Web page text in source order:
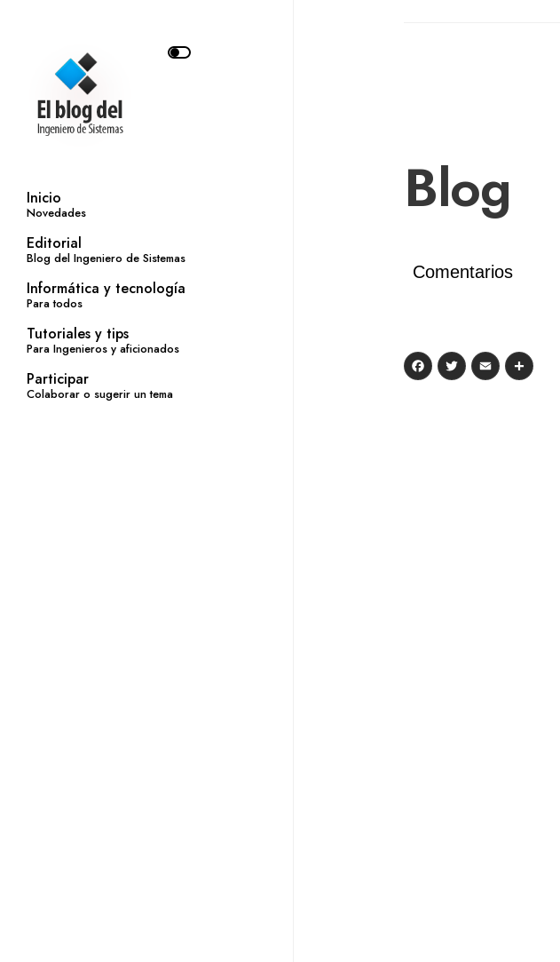
Inicio
Novedades
Editorial
Blog del Ingeniero de Sistemas
Informática y tecnología
Para todos
Tutoriales y tips
Para Ingenieros y aficionados
Participar
Colaborar o sugerir un tema
Blog
Comentarios
Facebook
Twitter
Email